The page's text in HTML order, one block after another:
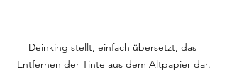
Deinking stellt, einfach übersetzt, das
Entfernen der Tinte aus dem Altpapier dar.